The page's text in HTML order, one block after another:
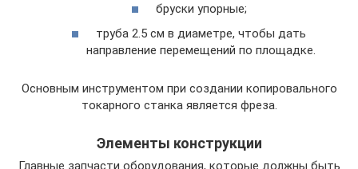
бруски упорные;
труба 2.5 см в диаметре, чтобы дать
направление перемещений по площадке.
Основным инструментом при создании копировального
токарного станка является фреза.
Элементы конструкции
Главные запчасти оборудования, которые должны быть